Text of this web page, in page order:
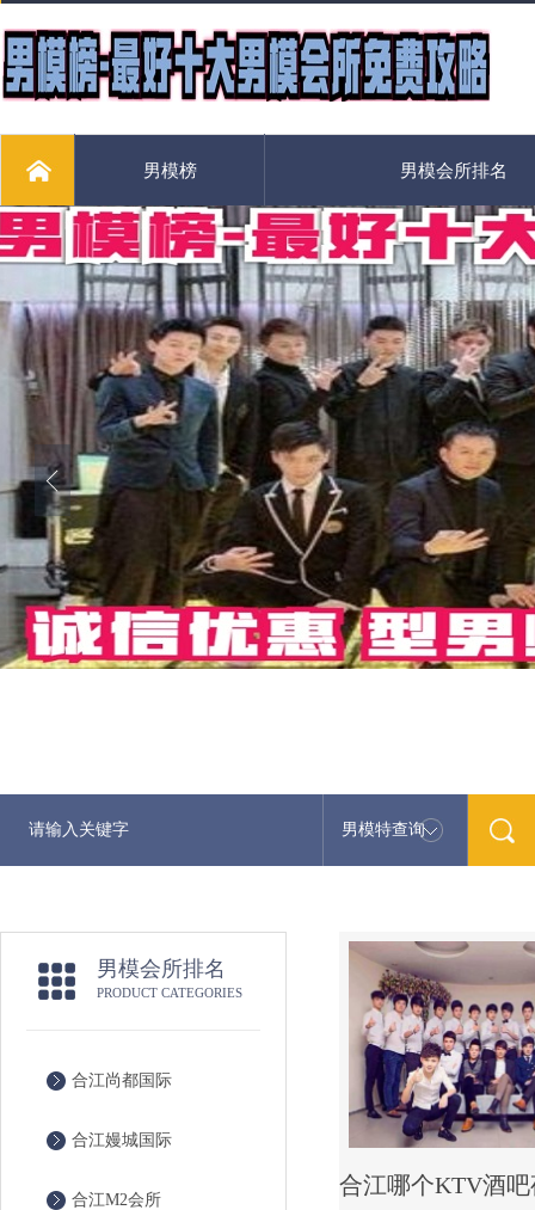
男模榜 男模会所排名
男模特查询
男模会所排名
PRODUCT CATEGORIES
合江尚都国际
合江嫚城国际
合江M2会所